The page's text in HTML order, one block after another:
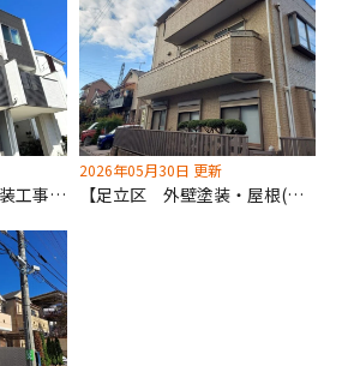
【蕨市 屋根・外壁塗装工事】既存色から離れずに新しいデザインを提案いたします！
2026年05月30日 更新
【足立区 外壁塗装・屋根(遮熱)塗装工事】クリアー5分艶仕上げ！助成金使えます！